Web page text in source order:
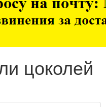
цоколей